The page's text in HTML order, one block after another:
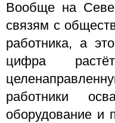
Вообще на
связям с
работника, а
цифра
работники
оборудование и